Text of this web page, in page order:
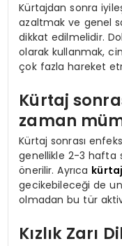
Kürtajdan sonra
azaltmak ve genel
dikkat edilmelidir.
olarak kullanmak,
çok fazla hareket
Kürtaj
zaman
Kürtaj sonrası
genellikle 2-3 hafta
önerilir. Ayrıca kürtaj
gecikebileceği de
olmadan bu tür
Kızlık Zarı